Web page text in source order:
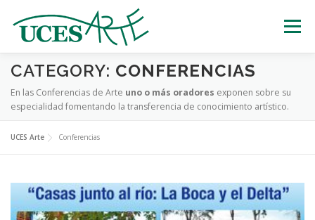
Menu
EXPOSICIONES TEATRO CERTÁMENES
MÚSICA ESTATUAS VIVIENTES
OTRAS ACTIVIDADES
CATEGORY: CONFERENCIAS
En las Conferencias de Arte uno o más oradores exponen sobre su
especialidad fomentando la transferencia de conocimiento artístico.
UCES Arte Conferencias